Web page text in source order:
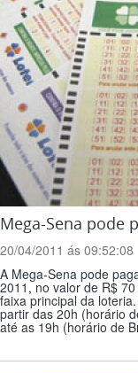
Mega-Sena pode
20/04/2011 ás 09:52:08
A Mega-Sena pode
2011, no valor de R$
faixa principal da
partir das 20h (horário
até as 19h (horário de